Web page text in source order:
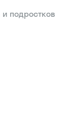
подростков